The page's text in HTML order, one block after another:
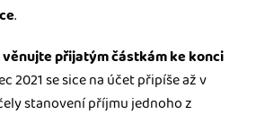
.
přijatým částkám ke konci
2021 se sice na účet připíše až v
stanovení příjmu jednoho z